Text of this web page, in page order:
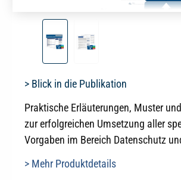
> Blick in die Publikation
Praktische Erläuterungen, Muster
zur erfolgreichen Umsetzung aller
Vorgaben im Bereich Datenschutz
> Mehr Produktdetails